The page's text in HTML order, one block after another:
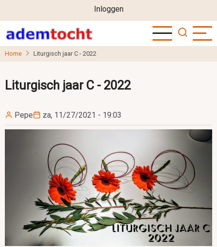
naar
de
inhoud
User
account
menu
Inloggen
Home Liturgisch jaar C - 2022
Liturgisch jaar C - 2022
Pepe za, 11/27/2021 - 19:03